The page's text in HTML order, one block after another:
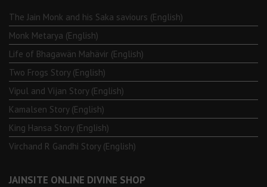
The Jain Monk and his Saka saviours (English)
Monk Metarya (English)
Life of Bhagawän Mahävir (English)
Two Frogs Story (English)
Vipul and Vijan Story (English)
Kamalsen Story (English)
King Hansa Story (English)
Virchand R Gandhi Story (English)
JAINSITE ONLINE DIVINE SHOP